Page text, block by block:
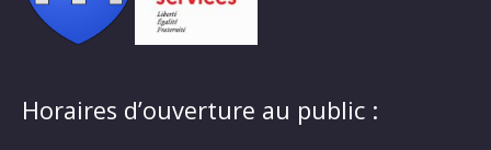
Horaires d’ouverture au public :